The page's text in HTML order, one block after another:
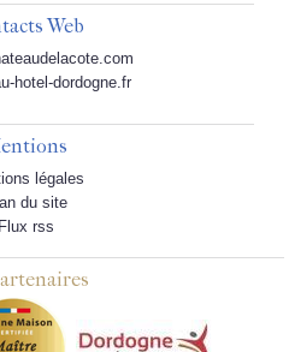
Web
hotel-dordogne.fr
légales
du site
Flux rss